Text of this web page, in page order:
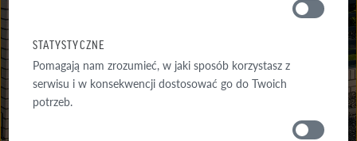
GALERIA
ELEWACJA
STATYSTYCZNE
Pomagają nam zrozumieć, w jaki sposób korzystasz z
serwisu i w konsekwencji dostosować go do Twoich
potrzeb.